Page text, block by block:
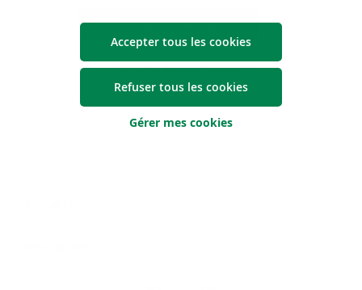
Accepter tous les cookies
Refuser tous les cookies
Gérer mes cookies
Téléchargez l’app Argenta
Vers À vous de jouer